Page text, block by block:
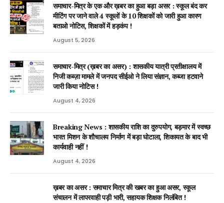
समाचार-मित्र के एक और ख़बर का हुआ बड़ा असर : स्कूल बंद कर
मीटिंग पर जाने वाले 4 स्कूलों के 10 शिक्षकों को जारी हुआ कारण
बताओ नोटिस, शिक्षकों में हड़कंप !
August 5, 2026
समाचार-मित्र (ख़बर का असर) : शासकीय यात्री प्रतीक्षालय में
निजी कब्ज़ा मामले में जनपद सीईओ ने लिया संज्ञान, कब्जा हटवाने
जारी किया नोटिस !
August 4, 2026
Breaking News : शासकीय राशि का दुरुपयोग, बड़मार में स्वच्छ
भारत मिशन के शौचालय निर्माण में बड़ा घोटाला, शिकायत के बाद भी
कार्यवाही नहीं !
August 4, 2026
ख़बर का असर : समाचार मित्र की खबर का हुआ असर, स्कूल
संचालन में लापरवाही पड़ी भारी, सहायक शिक्षक निलंबित !